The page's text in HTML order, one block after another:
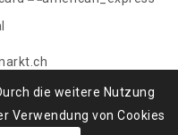
die weitere Nutzung
Verwendung von Cookies